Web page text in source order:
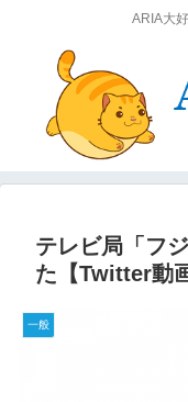
ARIA大
テレビ局「フ
た【Twitter動
一般